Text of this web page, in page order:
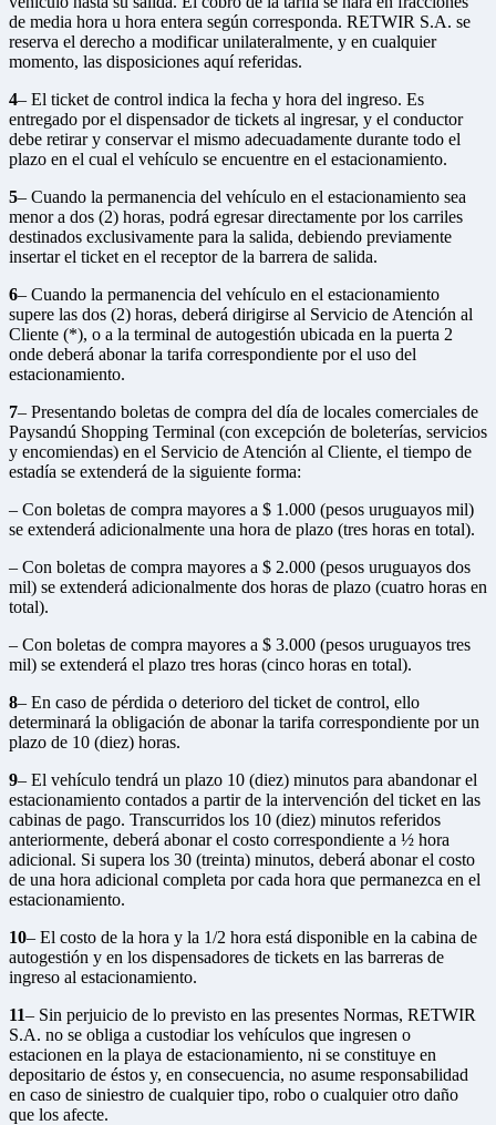
de media hora u hora entera según corresponda. RETWIR S.A. se
reserva el derecho a modificar unilateralmente, y en cualquier
momento, las disposiciones aquí referidas.
4– El ticket de control indica la fecha y hora del ingreso. Es
entregado por el dispensador de tickets al ingresar, y el conductor
debe retirar y conservar el mismo adecuadamente durante todo el
plazo en el cual el vehículo se encuentre en el estacionamiento.
5– Cuando la permanencia del vehículo en el estacionamiento sea
menor a dos (2) horas, podrá egresar directamente por los carriles
destinados exclusivamente para la salida, debiendo previamente
insertar el ticket en el receptor de la barrera de salida.
6– Cuando la permanencia del vehículo en el estacionamiento
supere las dos (2) horas, deberá dirigirse al Servicio de Atención al
Cliente (*), o a la terminal de autogestión ubicada en la puerta 2
onde deberá abonar la tarifa correspondiente por el uso del
estacionamiento.
7– Presentando boletas de compra del día de locales comerciales de
Paysandú Shopping Terminal (con excepción de boleterías, servicios
y encomiendas) en el Servicio de Atención al Cliente, el tiempo de
estadía se extenderá de la siguiente forma:
– Con boletas de compra mayores a $ 1.000 (pesos uruguayos mil)
se extenderá adicionalmente una hora de plazo (tres horas en total).
– Con boletas de compra mayores a $ 2.000 (pesos uruguayos dos
mil) se extenderá adicionalmente dos horas de plazo (cuatro horas en
total).
– Con boletas de compra mayores a $ 3.000 (pesos uruguayos tres
mil) se extenderá el plazo tres horas (cinco horas en total).
8– En caso de pérdida o deterioro del ticket de control, ello
determinará la obligación de abonar la tarifa correspondiente por un
plazo de 10 (diez) horas.
9– El vehículo tendrá un plazo 10 (diez) minutos para abandonar el
estacionamiento contados a partir de la intervención del ticket en las
cabinas de pago. Transcurridos los 10 (diez) minutos referidos
anteriormente, deberá abonar el costo correspondiente a ½ hora
adicional. Si supera los 30 (treinta) minutos, deberá abonar el costo
de una hora adicional completa por cada hora que permanezca en el
estacionamiento.
10– El costo de la hora y la 1/2 hora está disponible en la cabina de
autogestión y en los dispensadores de tickets en las barreras de
ingreso al estacionamiento.
11– Sin perjuicio de lo previsto en las presentes Normas, RETWIR
S.A. no se obliga a custodiar los vehículos que ingresen o
estacionen en la playa de estacionamiento, ni se constituye en
depositario de éstos y, en consecuencia, no asume responsabilidad
en caso de siniestro de cualquier tipo, robo o cualquier otro daño
que los afecte.